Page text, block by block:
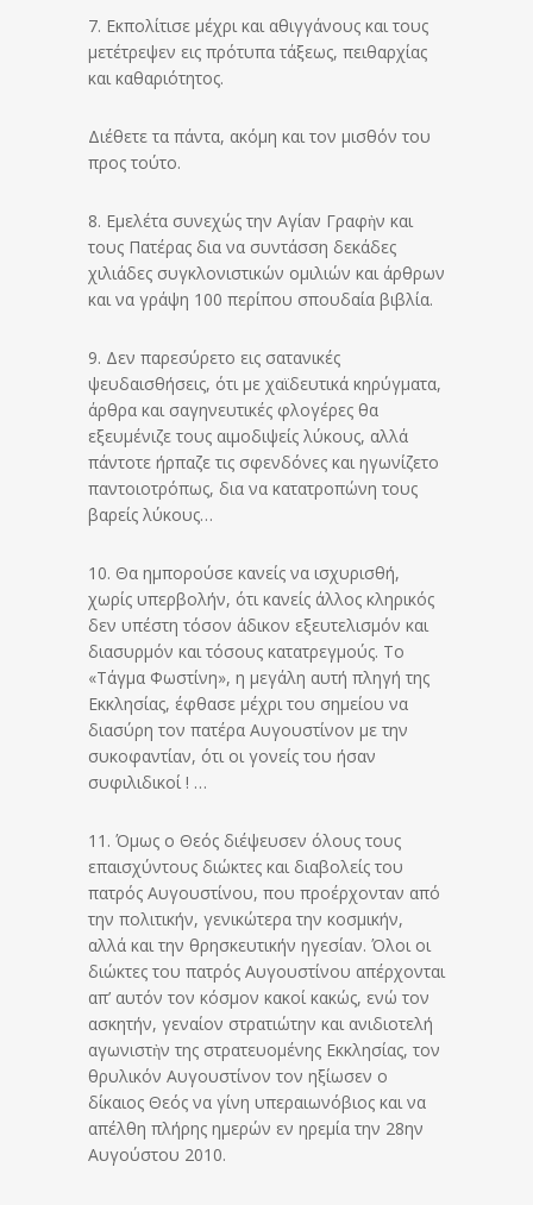
7. Εκπολίτισε μέχρι και αθιγγάνους και τους
μετέτρεψεν εις πρότυπα τάξεως, πειθαρχίας
και καθαριότητος.
Διέθετε τα πάντα, ακόμη και τον μισθόν του
προς τούτο.
8. Εμελέτα συνεχώς την Αγίαν Γραφὴν και
τους Πατέρας δια να συντάσση δεκάδες
χιλιάδες συγκλονιστικών ομιλιών και άρθρων
και να γράψη 100 περίπου σπουδαία βιβλία.
9. Δεν παρεσύρετο εις σατανικές
ψευδαισθήσεις, ότι με χαϊδευτικά κηρύγματα,
άρθρα και σαγηνευτικές φλογέρες θα
εξευμένιζε τους αιμοδιψείς λύκους, αλλά
πάντοτε ήρπαζε τις σφενδόνες και ηγωνίζετο
παντοιοτρόπως, δια να κατατροπώνη τους
βαρείς λύκους…
10. Θα ημπορούσε κανείς να ισχυρισθή,
χωρίς υπερβολήν, ότι κανείς άλλος κληρικός
δεν υπέστη τόσον άδικον εξευτελισμόν και
διασυρμόν και τόσους κατατρεγμούς. Το
«Τάγμα Φωστίνη», η μεγάλη αυτή πληγή της
Εκκλησίας, έφθασε μέχρι του σημείου να
διασύρη τον πατέρα Αυγουστίνον με την
συκοφαντίαν, ότι οι γονείς του ήσαν
συφιλιδικοί ! …
11. Όμως ο Θεός διέψευσεν όλους τους
επαισχύντους διώκτες και διαβολείς του
πατρός Αυγουστίνου, που προέρχονταν από
την πολιτικήν, γενικώτερα την κοσμικήν,
αλλά και την θρησκευτικήν ηγεσίαν. Όλοι οι
διώκτες του πατρός Αυγουστίνου απέρχονται
απ’ αυτόν τον κόσμον κακοί κακώς, ενώ τον
ασκητήν, γεναίον στρατιώτην και ανιδιοτελή
αγωνιστὴν της στρατευομένης Εκκλησίας, τον
θρυλικόν Αυγουστίνον τον ηξίωσεν ο
δίκαιος Θεός να γίνη υπεραιωνόβιος και να
απέλθη πλήρης ημερών εν ηρεμία την 28ην
Αυγούστου 2010.